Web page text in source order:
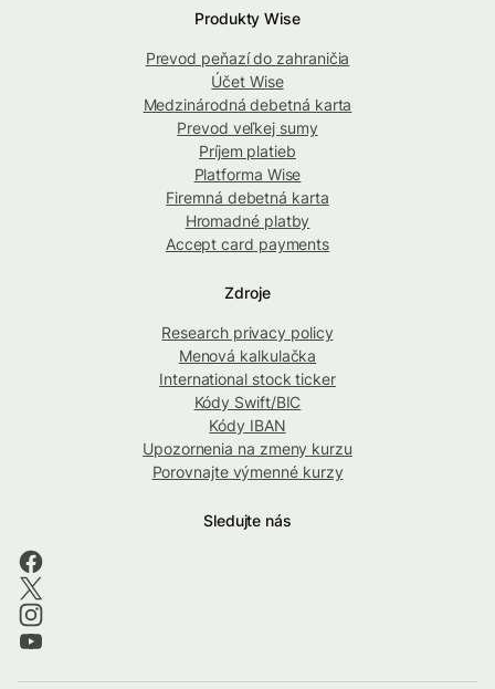
Produkty Wise
Prevod peňazí do zahraničia
Účet Wise
Medzinárodná debetná karta
Prevod veľkej sumy
Príjem platieb
Platforma Wise
Firemná debetná karta
Hromadné platby
Accept card payments
Zdroje
Research privacy policy
Menová kalkulačka
International stock ticker
Kódy Swift/BIC
Kódy IBAN
Upozornenia na zmeny kurzu
Porovnajte výmenné kurzy
Sledujte nás